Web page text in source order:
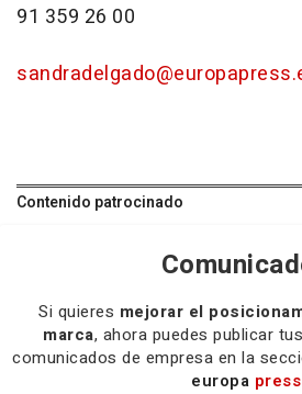
91 359 26 00
Contenido patrocinado
Si quieres mejorar el
marca, ahora puedes publicar
comunicados de empresa en la
europa press